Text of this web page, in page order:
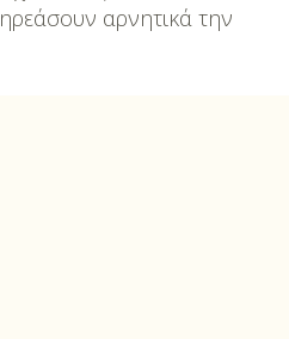
αρνητικά την